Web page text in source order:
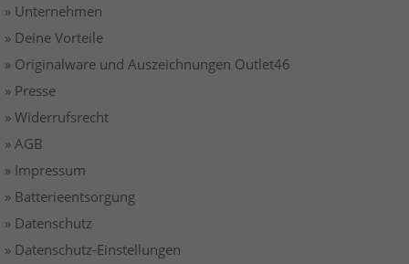
» Unternehmen
» Deine Vorteile
» Originalware und Auszeichnungen Outlet46
» Presse
» Widerrufsrecht
» AGB
» Impressum
» Batterieentsorgung
» Datenschutz
» Datenschutz-Einstellungen